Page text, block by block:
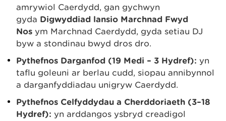
amrywiol Caerdydd, gan gychwyn
gyda Digwyddiad lansio Marchnad Fwyd
Nos ym Marchnad Caerdydd, gyda setiau DJ
byw a stondinau bwyd dros dro.
Pythefnos Darganfod (19 Medi – 3 Hydref): yn
taflu goleuni ar berlau cudd, siopau annibynnol
a darganfyddiadau unigryw Caerdydd.
Pythefnos Celfyddydau a Cherddoriaeth (3–18
Hydref): yn arddangos ysbryd creadigol